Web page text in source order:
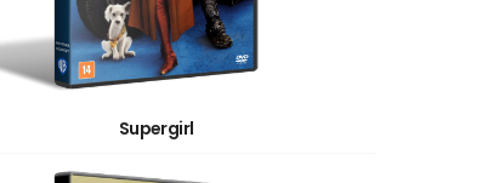
Supergirl